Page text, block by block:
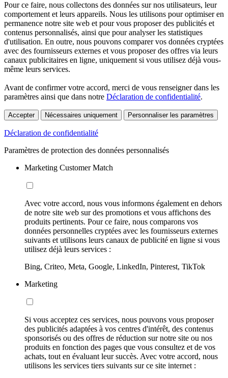
Pour ce faire, nous collectons des données sur nos utilisateurs, leur
comportement et leurs appareils. Nous les utilisons pour optimiser en
permanence notre site web et pour vous proposer des publicités et
contenus personnalisés, ainsi que pour analyser les statistiques
d'utilisation. En outre, nous pouvons comparer vos données cryptées
avec des fournisseurs externes et vous proposer des offres via leurs
canaux publicitaires en ligne, uniquement si vous utilisez déjà vous-
même leurs services.
Avant de confirmer votre accord, merci de vous renseigner dans les
paramètres ainsi que dans notre Déclaration de confidentialité.
Accepter Nécessaires uniquement Personnaliser les paramètres
Déclaration de confidentialité
Paramètres de protection des données personnalisés
Marketing Customer Match
Avec votre accord, nous vous informons également en dehors
de notre site web sur des promotions et vous affichons des
produits pertinents. Pour ce faire, nous comparons vos
données personnelles cryptées avec les fournisseurs externes
suivants et utilisons leurs canaux de publicité en ligne si vous
utilisez déjà leurs services :
Bing, Criteo, Meta, Google, LinkedIn, Pinterest, TikTok
Marketing
Si vous acceptez ces services, nous pouvons vous proposer
des publicités adaptées à vos centres d'intérêt, des contenus
sponsorisés ou des offres de réduction sur notre site ou nos
produits en fonction des pages que vous consultez et de vos
achats, tout en évaluant leur succès. Avec votre accord, nous
utilisons les services tiers suivants sur ce site internet :